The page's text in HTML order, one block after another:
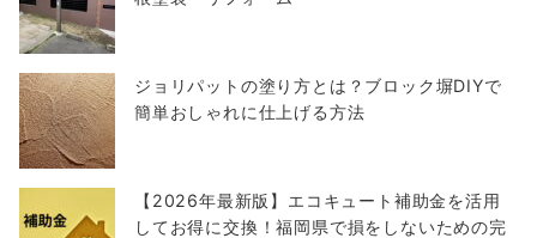
ジョリパットの塗り方とは？ブロック塀DIYで
簡単おしゃれに仕上げる方法
【2026年最新版】エコキュート補助金を活用
してお得に交換！福岡県で損をしないための完